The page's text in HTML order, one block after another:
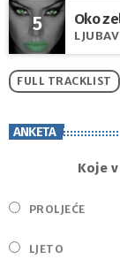
5 Oko
FULL TRACKLIST
ANKETA
Koje
PROLJEĆE
LJETO